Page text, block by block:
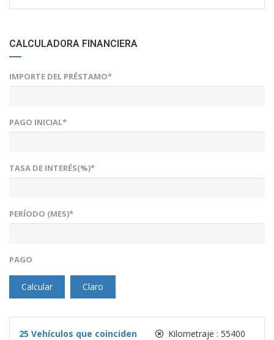
CALCULADORA FINANCIERA
IMPORTE DEL PRÉSTAMO*
PAGO INICIAL*
TASA DE INTERÉS(%)*
PERÍODO (MES)*
PAGO
Calcular Claro
25 Vehículos que coinciden Kilometraje : 55400